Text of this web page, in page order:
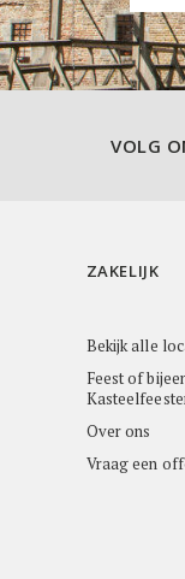
VOLG
ZAKELIJK
Bekijk alle
Feest of
Over ons
Vraag een